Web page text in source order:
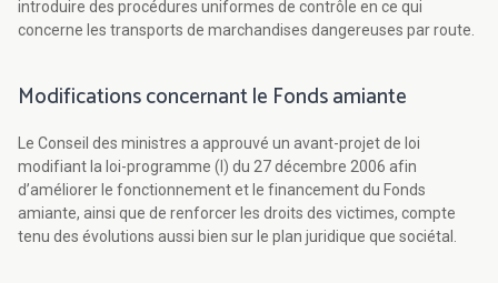
introduire des procédures uniformes de contrôle en ce qui
concerne les transports de marchandises dangereuses par route.
Modifications concernant le Fonds amiante
Le Conseil des ministres a approuvé un avant-projet de loi
modifiant la loi-programme (I) du 27 décembre 2006 afin
d’améliorer le fonctionnement et le financement du Fonds
amiante, ainsi que de renforcer les droits des victimes, compte
tenu des évolutions aussi bien sur le plan juridique que sociétal.